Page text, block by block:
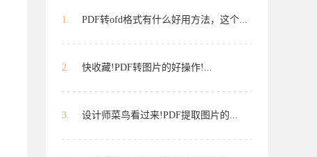
1. PDF转ofd格式有什么好用方法，这个...
2. 快收藏!PDF转图片的好操作!...
3. 设计师菜鸟看过来!PDF提取图片的...